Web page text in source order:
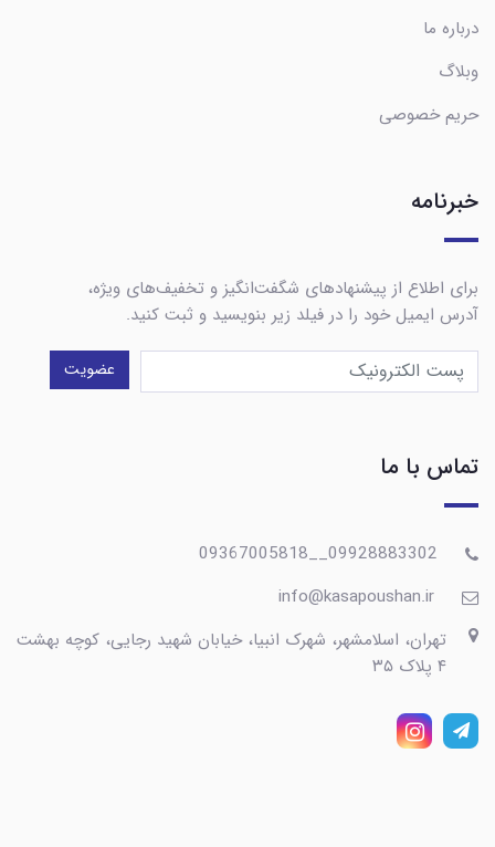
درباره ما
وبلاگ
حریم خصوصی
خبرنامه
برای اطلاع از پیشنهادهای شگفت‌انگیز و تخفیف‌های ویژه،
آدرس ایمیل خود را در فیلد زیر بنویسید و ثبت کنید.
عضویت
تماس با ما
تهران، اسلامشهر، شهرک انبیا، خیابان شهید رجایی، کوچه بهشت
۴ پلاک ۳۵